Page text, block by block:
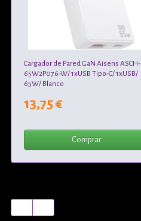
Cargador de Pared GaN Aisens ASCH-
65W2P076-W/ 1xUSB Tipo-C/ 1xUSB/
65W/ Blanco
13,75 €
Comprar